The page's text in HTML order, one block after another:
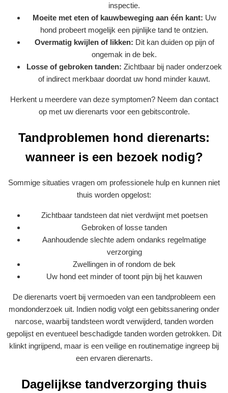
inspectie.
Moeite met eten of kauwbeweging aan één kant: Uw
hond probeert mogelijk een pijnlijke tand te ontzien.
Overmatig kwijlen of likken: Dit kan duiden op pijn of
ongemak in de bek.
Losse of gebroken tanden: Zichtbaar bij nader onderzoek
of indirect merkbaar doordat uw hond minder kauwt.
Herkent u meerdere van deze symptomen? Neem dan contact
op met uw dierenarts voor een gebitscontrole.
Tandproblemen hond dierenarts:
wanneer is een bezoek nodig?
Sommige situaties vragen om professionele hulp en kunnen niet
thuis worden opgelost:
Zichtbaar tandsteen dat niet verdwijnt met poetsen
Gebroken of losse tanden
Aanhoudende slechte adem ondanks regelmatige
verzorging
Zwellingen in of rondom de bek
Uw hond eet minder of toont pijn bij het kauwen
De dierenarts voert bij vermoeden van een tandprobleem een
mondonderzoek uit. Indien nodig volgt een gebitssanering onder
narcose, waarbij tandsteen wordt verwijderd, tanden worden
gepolijst en eventueel beschadigde tanden worden getrokken. Dit
klinkt ingrijpend, maar is een veilige en routinematige ingreep bij
een ervaren dierenarts.
Dagelijkse tandverzorging thuis